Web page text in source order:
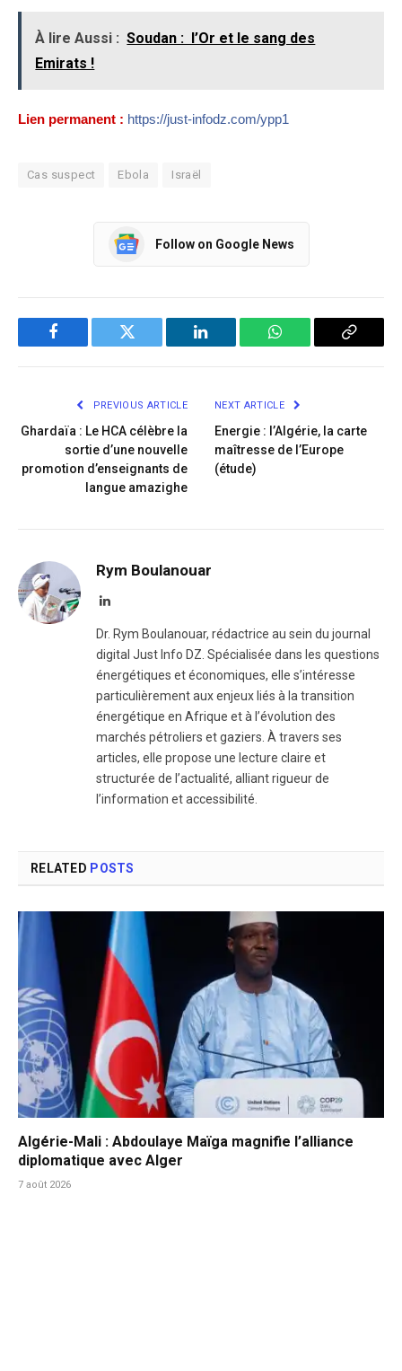
À lire Aussi : Soudan : l’Or et le sang des
Emirats !
Lien permanent : https://just-infodz.com/ypp1
Cas suspect Ebola Israël
Follow on Google News
Facebook Twitter LinkedIn WhatsApp Copy
PREVIOUS ARTICLE
Ghardaïa : Le HCA célèbre la
sortie d’une nouvelle
promotion d’enseignants de
langue amazighe​
NEXT ARTICLE
Energie : l’Algérie, la carte
maîtresse de l’Europe
(étude)
Rym Boulanouar
LinkedIn
Dr. Rym Boulanouar, rédactrice au sein du journal
digital Just Info DZ. Spécialisée dans les questions
énergétiques et économiques, elle s’intéresse
particulièrement aux enjeux liés à la transition
énergétique en Afrique et à l’évolution des
marchés pétroliers et gaziers. À travers ses
articles, elle propose une lecture claire et
structurée de l’actualité, alliant rigueur de
l’information et accessibilité.
RELATED POSTS
Algérie-Mali : Abdoulaye Maïga magnifie l’alliance
diplomatique avec Alger
7 août 2026